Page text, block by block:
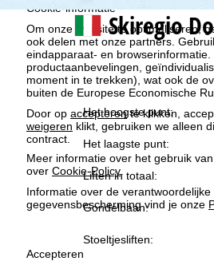
Cookie-informatie
Om onze website te optimaliseren,
ook delen met onze partners.
eindapparaat- en
productaanbevelingen,
moment in te trekken), wat ook de
buiten de Europese Economische
Door op accepterente klikken,
weigeren klikt, gebruiken we alleen
contract.
Meer informatie over het gebruik
over Cookie-Policy
Informatie over de
gegevensbescherming vind je onze
Accepteren
t
a
r
t
p
a
g
i
Skiregio
Het hoogste punt:
Het laagste punt:
Liften in totaal:
Gondelbaan:
Stoeltjesliften: